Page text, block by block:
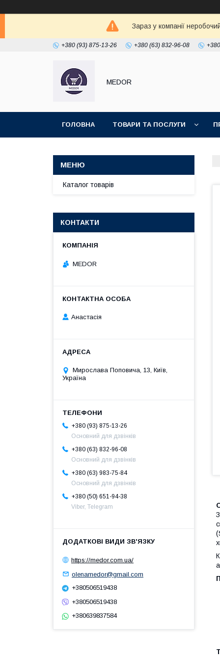
Зараз у компанії
+380 (93) 875-13-26 +380 (63) 832-96-08
MEDOR
ГОЛОВНА ТОВАРИ ТА ПОСЛУГИ
Каталог товарів
КОНТАКТИ
MEDOR
Анастасія
Мирослава Поповича, 13, Київ,
Україна
+380 (93) 875-13-26
Основний для дзвінків
+380 (63) 832-96-08
Основний для дзвінків
+380 (63) 983-75-84
Основний для дзвінків
+380 (50) 651-94-38
Viber, Telegram
https://medor.com.ua/
olenamedor@gmail.com
+380506519438
+380506519438
+380639837584